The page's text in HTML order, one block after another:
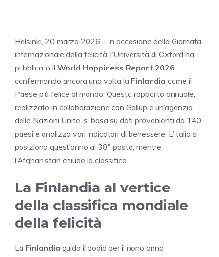
Helsinki, 20 marzo 2026 – In occasione della Giornata
internazionale della felicità, l’Università di Oxford ha
pubblicato il World Happiness Report 2026
confermando ancora una volta la Finlandia come il
Paese più felice al mondo. Questo rapporto annuale,
realizzato in collaborazione con Gallup e un’agenzia
delle Nazioni Unite, si basa su dati provenienti da 140
paesi e analizza vari indicatori di benessere. L’Italia si
posiziona quest’anno al 38° posto, mentre
l’Afghanistan chiude la classifica.
La Finlandia al vertice
della classifica mondiale
della felicità
La Finlandia guida il podio per il nono anno